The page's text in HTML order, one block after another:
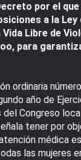
por el
a la Ley
Vida Libre de
para
ordinaria
año de
del Congreso
tener por
médica
las mujeres